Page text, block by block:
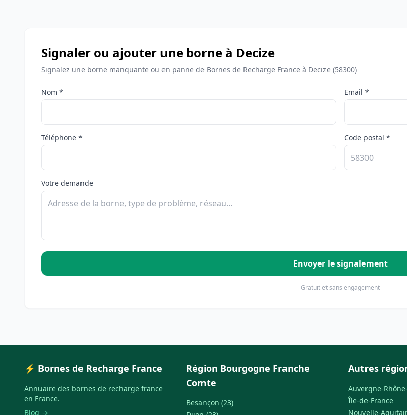
Signaler ou ajouter une borne à Decize
Signalez une borne manquante ou en panne de Bornes de Recharge France à Decize (58300)
Nom * Email *
Téléphone * Code postal *
Votre demande
Envoyer le signalement
Gratuit et sans engagement
⚡ Bornes de Recharge France
Annuaire des bornes de recharge france
en France.
Blog →
Région Bourgogne Franche
Comte
Besançon (23)
Autres
Auvergne-
Île-de-France
Nouvelle-